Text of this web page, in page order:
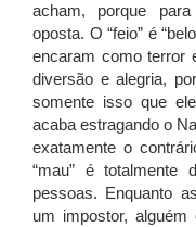
acham, porque
oposta. O “feio” é
encaram como terror
diversão e alegria,
somente isso que
acaba estragando o
exatamente o
“mau” é totalmente
pessoas. Enquanto
um impostor,